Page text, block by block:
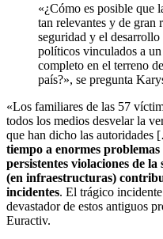
«¿Cómo es posible que
tan relevantes y de gran
seguridad y el
políticos vinculados a
completo en el terreno
país?», se pregunta
«Los familiares de las 57
todos los medios desvelar la
que han dicho las
tiempo a enormes
persistentes violaciones de
(en infraestructuras)
incidentes. El trágico
devastador de estos antiguos
Euractiv.